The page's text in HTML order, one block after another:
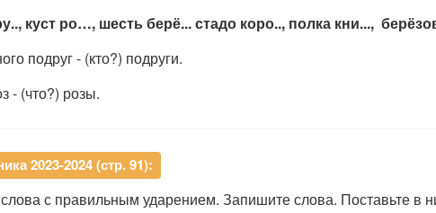
куст ро…, шесть берё... стадо коро.., полка кни...,
подруг - (кто?) подруги.
- (что?) розы.
2023-2024 (стр. 91):
с правильным ударением. Запишите слова. Поставьте в